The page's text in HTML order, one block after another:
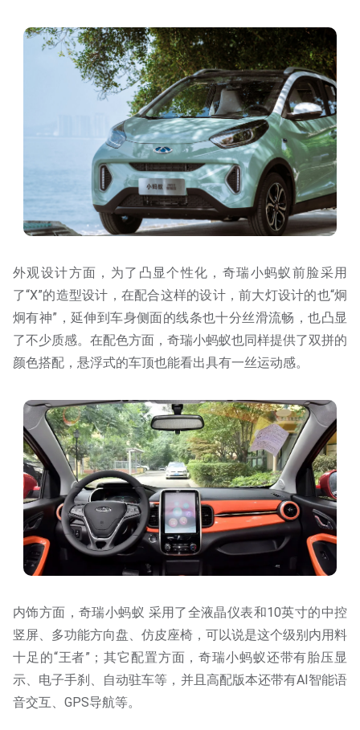
外观设计方面，为了凸显个性化，奇瑞小蚂蚁前脸采用
了“X”的造型设计，在配合这样的设计，前大灯设计的也“炯
炯有神”，延伸到车身侧面的线条也十分丝滑流畅，也凸显
了不少质感。在配色方面，奇瑞小蚂蚁也同样提供了双拼的
颜色搭配，悬浮式的车顶也能看出具有一丝运动感。
内饰方面，奇瑞小蚂蚁 采用了全液晶仪表和10英寸的中控
竖屏、多功能方向盘、仿皮座椅，可以说是这个级别内用料
十足的“王者”；其它配置方面，奇瑞小蚂蚁还带有胎压显
示、电子手刹、自动驻车等，并且高配版本还带有AI智能语
音交互、GPS导航等。